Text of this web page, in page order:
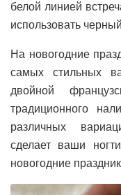
белой линией
использовать
На новогодние
самых стильных
двойной
традиционного
различных
сделает ваши
новогодние